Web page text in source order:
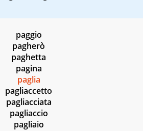
paggio
pagherò
paghetta
pagina
paglia
pagliaccetto
pagliacciata
pagliaccio
pagliaio